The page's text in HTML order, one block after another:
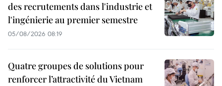
des recrutements dans l'industrie et
l'ingénierie au premier semestre
05/08/2026 08:19
Quatre groupes de solutions pour
renforcer l’attractivité du Vietnam